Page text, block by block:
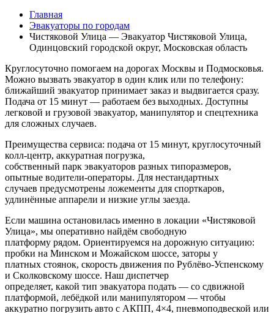
Главная
Эвакуаторы по городам
Чистяковой Улица — Эвакуатор Чистяковой Улица,
Одинцовский городской округ, Московская область
Круглосуточно помогаем на дорогах Москвы и Подмосковья.
Можно вызвать эвакуатор в один клик или по телефону:
ближайший эвакуатор принимает заказ и выдвигается сразу.
Подача от 15 минут — работаем без выходных. Доступны
легковой и грузовой эвакуатор, манипулятор и спецтехника
для сложных случаев.
Преимущества сервиса: подача от 15 минут, круглосуточный
колл‑центр, аккуратная погрузка,
собственный парк эвакуаторов разных типоразмеров,
опытные водители-операторы. Для нестандартных
случаев предусмотрены ложементы для спорткаров,
удлинённые аппарели и низкие углы заезда.
Если машина остановилась именно в локации «Чистяковой
Улица», мы оперативно найдём свободную
платформу рядом. Ориентируемся на дорожную ситуацию:
пробки на Минском и Можайском шоссе, заторы у
платных стоянок, скорость движения по Рублёво-Успенскому
и Сколковскому шоссе. Наш диспетчер
определяет, какой тип эвакуатора подать — со сдвижной
платформой, лебёдкой или манипулятором — чтобы
аккуратно погрузить авто с АКПП, 4×4, пневмоподвеской или